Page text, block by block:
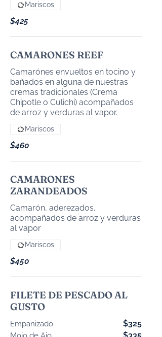
$425
Mariscos
CAMARONES REEF
Camarónes envueltos en tocino y
bañados en alguna de nuestras
cremas tradicionales (Crema
Chipotle o Culichi) acompañados
$460
Mariscos
CAMARONES
ZARANDEADOS
Camarón, aderezados,
acompañados de arroz y verduras
al vapor
$450
Mariscos
FILETE DE PESCADO AL
GUSTO
Empanizado $325